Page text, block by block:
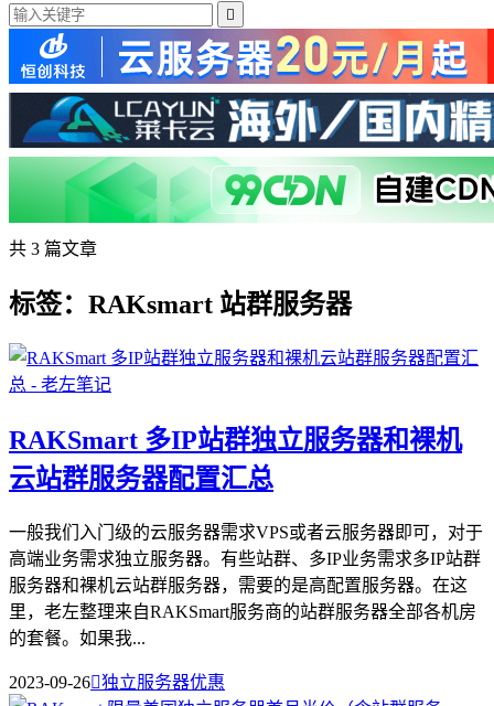

共 3 篇文章
标签：RAKsmart 站群服务器
RAKSmart 多IP站群独立服务器和裸机
云站群服务器配置汇总
一般我们入门级的云服务器需求VPS或者云服务器即可，对于
高端业务需求独立服务器。有些站群、多IP业务需求多IP站群
服务器和裸机云站群服务器，需要的是高配置服务器。在这
里，老左整理来自RAKSmart服务商的站群服务器全部各机房
的套餐。如果我...
2023-09-26独立服务器优惠